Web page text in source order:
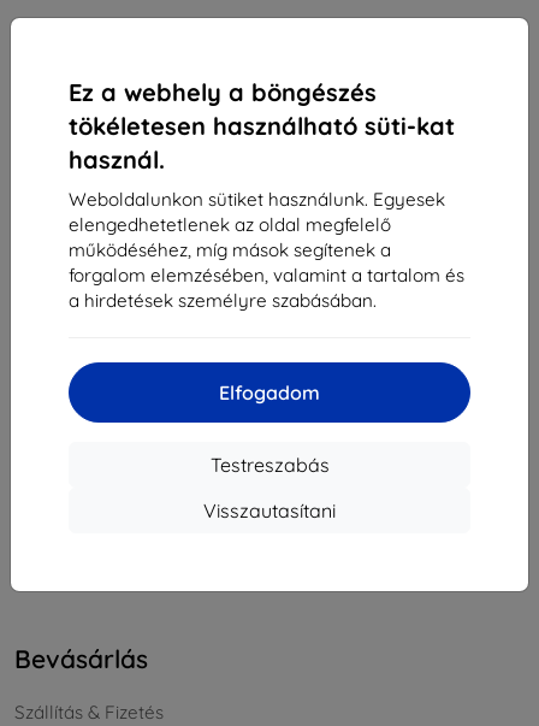
Ez a webhely a böngészés
tökéletesen használható süti-kat
használ.
Weboldalunkon sütiket használunk. Egyesek
elengedhetetlenek az oldal megfelelő
működéséhez, míg mások segítenek a
forgalom elemzésében, valamint a tartalom és
a hirdetések személyre szabásában.
Elfogadom
Testreszabás
Visszautasítani
Shield-Sk s.r.o.
Rudolf Mocka utca 3750/2A
841 04 Bratislava
Cégjegyzékszám:46701494
ÁFA-azonosító:SK2023549671
info@top4mobile.eu
Bevásárlás
Szállítás & Fizetés